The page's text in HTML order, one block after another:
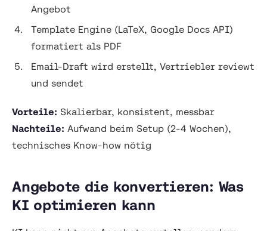
Angebot
Template Engine (LaTeX, Google Docs API)
formatiert als PDF
Email-Draft wird erstellt, Vertriebler reviewt
und sendet
Vorteile: Skalierbar, konsistent, messbar
Nachteile: Aufwand beim Setup (2-4 Wochen),
technisches Know-how nötig
Angebote die konvertieren: Was
KI optimieren kann